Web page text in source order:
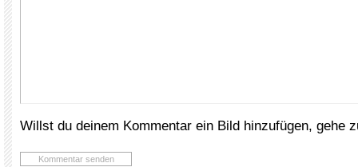
Willst du deinem Kommentar ein Bild hinzufügen, gehe